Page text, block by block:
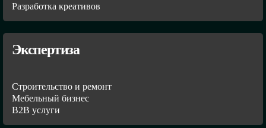
Разработка креативов
Экспертиза
Строительство и ремонт
Мебельный бизнес
В2В услуги